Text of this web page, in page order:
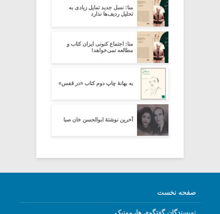
منا: نسل جدید تمایل زیادی به
تحلیل ردیف‌ها ندارد
منا: اجتماع کنونی ایران کتاب و
مطالعه نمی‌خواهد!
به بهانۀ چاپ دومِ کتاب «در قفس»
آخرین نوشتۀ ابوالحسن خان صبا
صفحه نخست